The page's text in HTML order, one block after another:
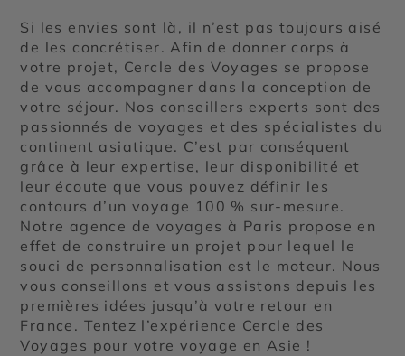
Si les envies sont là, il n’est pas toujours aisé
de les concrétiser. Afin de donner corps à
votre projet, Cercle des Voyages se propose
de vous accompagner dans la conception de
votre séjour. Nos conseillers experts sont des
passionnés de voyages et des spécialistes du
continent asiatique. C’est par conséquent
grâce à leur expertise, leur disponibilité et
leur écoute que vous pouvez définir les
contours d’un voyage 100 % sur-mesure.
Notre agence de voyages à Paris propose en
effet de construire un projet pour lequel le
souci de personnalisation est le moteur. Nous
vous conseillons et vous assistons depuis les
premières idées jusqu’à votre retour en
France. Tentez l’expérience Cercle des
Voyages pour votre voyage en Asie !